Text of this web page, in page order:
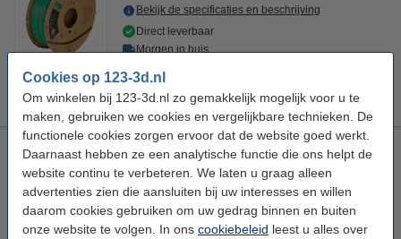
Cookies op 123-3d.nl
Om winkelen bij 123-3d.nl zo gemakkelijk mogelijk voor u te
maken, gebruiken we cookies en vergelijkbare technieken. De
functionele cookies zorgen ervoor dat de website goed werkt.
Daarnaast hebben ze een analytische functie die ons helpt de
website continu te verbeteren. We laten u graag alleen
advertenties zien die aansluiten bij uw interesses en willen
daarom cookies gebruiken om uw gedrag binnen en buiten
onze website te volgen. In ons cookiebeleid leest u alles over
Bekijk de specificaties en beschrijving
Direct leverbaar
Morgen in huis
€ 34,50
Spectrum Filament ASA 275 1,75 mm Deep Black 1 kg
ASA Filament Spectrum ASA 275 Deep Black
Bekijk de specificaties en beschrijving
Direct leverbaar